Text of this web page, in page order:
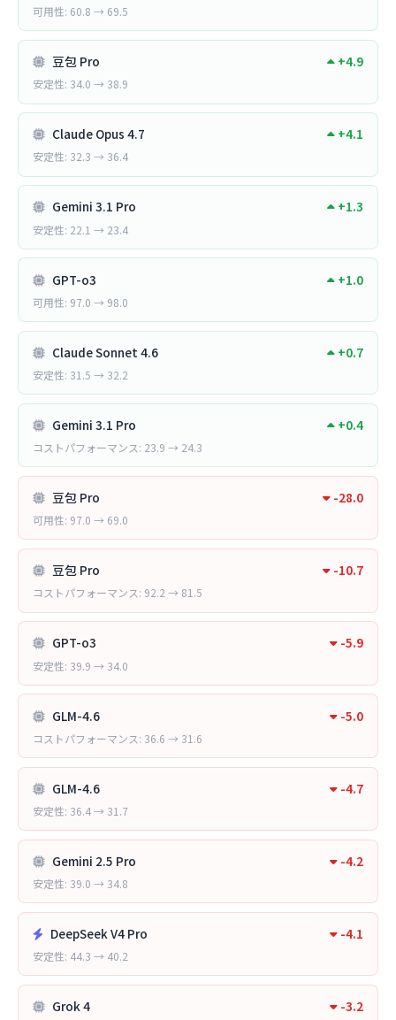
可用性: 60.8 → 69.5
豆包 Pro +4.9
安定性: 34.0 → 38.9
Claude Opus 4.7 +4.1
安定性: 32.3 → 36.4
Gemini 3.1 Pro +1.3
安定性: 22.1 → 23.4
GPT-o3 +1.0
可用性: 97.0 → 98.0
Claude Sonnet 4.6 +0.7
安定性: 31.5 → 32.2
Gemini 3.1 Pro +0.4
コストパフォーマンス: 23.9 → 24.3
豆包 Pro -28.0
可用性: 97.0 → 69.0
豆包 Pro -10.7
コストパフォーマンス: 92.2 → 81.5
GPT-o3 -5.9
安定性: 39.9 → 34.0
GLM-4.6 -5.0
コストパフォーマンス: 36.6 → 31.6
GLM-4.6 -4.7
安定性: 36.4 → 31.7
Gemini 2.5 Pro -4.2
安定性: 39.0 → 34.8
DeepSeek V4 Pro -4.1
安定性: 44.3 → 40.2
Grok 4 -3.2